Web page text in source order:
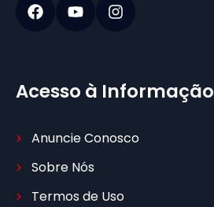
Acesso à Informação
Anuncie Conosco
Sobre Nós
Termos de Uso